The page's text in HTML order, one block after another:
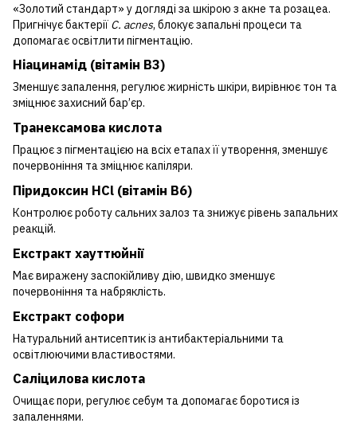
«Золотий стандарт» у догляді за шкірою з акне та розацеа.
Пригнічує бактерії C. acnes, блокує запальні процеси та
допомагає освітлити пігментацію.
Ніацинамід (вітамін B3)
Зменшує запалення, регулює жирність шкіри, вирівнює тон та
зміцнює захисний бар’єр.
Транексамова кислота
Працює з пігментацією на всіх етапах її утворення, зменшує
почервоніння та зміцнює капіляри.
Піридоксин HCl (вітамін B6)
Контролює роботу сальних залоз та знижує рівень запальних
реакцій.
Екстракт хауттюйнії
Має виражену заспокійливу дію, швидко зменшує
почервоніння та набряклість.
Екстракт софори
Натуральний антисептик із антибактеріальними та
освітлюючими властивостями.
Саліцилова кислота
Очищає пори, регулює себум та допомагає боротися із
запаленнями.